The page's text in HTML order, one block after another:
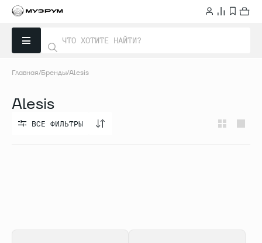
Главная Бренды Alesis
Alesis
ВСЕ ФИЛЬТРЫ
ВСЕ ФИЛЬТРЫ